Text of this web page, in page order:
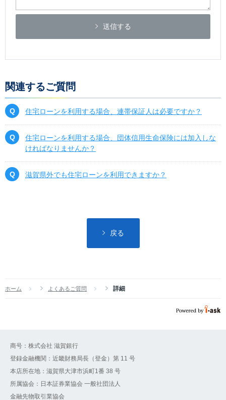
送信する
関連するご質問
住宅ローンを利用する場合、連帯保証人は必要ですか？
住宅ローンを利用する場合、団体信用生命保険には加入しな
ければなりませんか？
滋賀県外でも住宅ローンを利用できますか？
戻る
ホーム よくあるご質問 詳細
商号：株式会社 滋賀銀行
登録金融機関：近畿財務局長（登金）第 11 号
本店所在地：滋賀県大津市浜町1番 38 号
所属協会：日本証券業協会 一般社団法人
金融先物取引業協会